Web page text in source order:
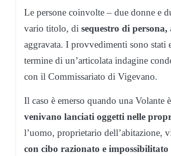
Le persone coinvolte – due donne e
vario titolo, di sequestro di
aggravata. I provvedimenti sono stati
termine di un’articolata indagine
con il Commissariato di Vigevano.
Il caso è emerso quando una Volante
venivano lanciati oggetti nelle
l’uomo, proprietario dell’abitazione,
con cibo razionato e